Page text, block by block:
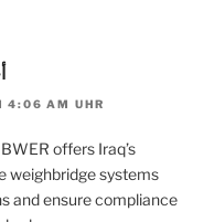
4:06 AM UHR
offers Iraq’s
weighbridge systems
and ensure compliance